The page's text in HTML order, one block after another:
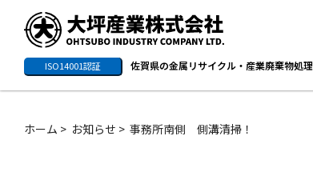
ISO14001認証 佐賀県の金属リサイクル・産業廃棄物処理
ホーム お知らせ 事務所南側 側溝清掃！